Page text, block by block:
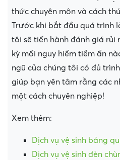
thức chuyên môn và cách
Trước khi bắt đầu quá trình
tôi sẽ tiến hành đánh giá rủi
kỳ mối nguy hiểm tiềm ẩn
ngũ của chúng tôi có đủ
giúp bạn yên tâm rằng các
một cách chuyên nghiệp!
Xem thêm:
Dịch vụ vệ sinh bảng
Dịch vụ vệ sinh đèn